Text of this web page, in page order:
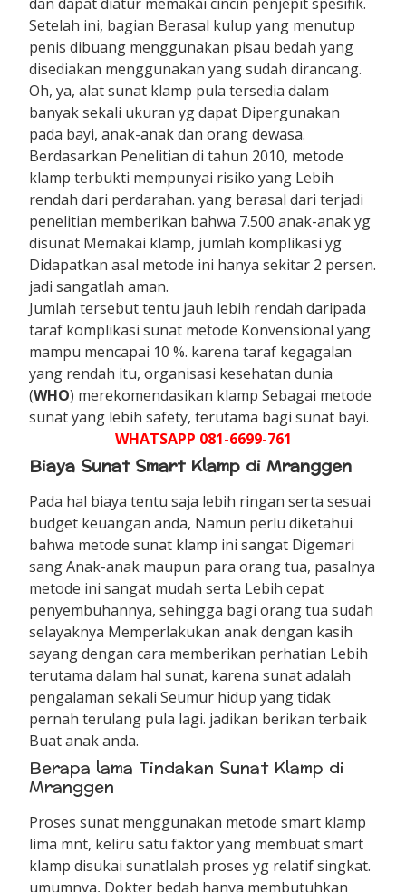
Setelah ini, bagian Berasal kulup yang menutup
penis dibuang menggunakan pisau bedah yang
disediakan menggunakan yang sudah dirancang.
Oh, ya, alat sunat klamp pula tersedia dalam
banyak sekali ukuran yg dapat Dipergunakan
pada bayi, anak-anak dan orang dewasa.
Berdasarkan Penelitian di tahun 2010, metode
klamp terbukti mempunyai risiko yang Lebih
rendah dari perdarahan. yang berasal dari terjadi
penelitian memberikan bahwa 7.500 anak-anak yg
disunat Memakai klamp, jumlah komplikasi yg
Didapatkan asal metode ini hanya sekitar 2 persen.
jadi sangatlah aman.
Jumlah tersebut tentu jauh lebih rendah daripada
taraf komplikasi sunat metode Konvensional yang
mampu mencapai 10 %. karena taraf kegagalan
yang rendah itu, organisasi kesehatan dunia
(WHO) merekomendasikan klamp Sebagai metode
sunat yang lebih safety, terutama bagi sunat bayi.
WHATSAPP 081-6699-761
Biaya Sunat Smart Klamp di Mranggen
Pada hal biaya tentu saja lebih ringan serta sesuai
budget keuangan anda, Namun perlu diketahui
bahwa metode sunat klamp ini sangat Digemari
sang Anak-anak maupun para orang tua, pasalnya
metode ini sangat mudah serta Lebih cepat
penyembuhannya, sehingga bagi orang tua sudah
selayaknya Memperlakukan anak dengan kasih
sayang dengan cara memberikan perhatian Lebih
terutama dalam hal sunat, karena sunat adalah
pengalaman sekali Seumur hidup yang tidak
pernah terulang pula lagi. jadikan berikan terbaik
Buat anak anda.
Berapa lama Tindakan Sunat Klamp di
Mranggen
Proses sunat menggunakan metode smart klamp
lima mnt, keliru satu faktor yang membuat smart
klamp disukai sunatIalah proses yg relatif singkat.
umumnya, Dokter bedah hanya membutuhkan